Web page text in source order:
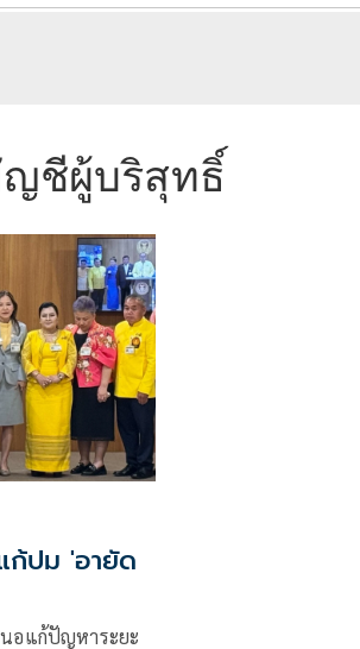
ชีผู้บริสุทธิ์
ก้ปม 'อายัด
นอแก้ปัญหาระยะ